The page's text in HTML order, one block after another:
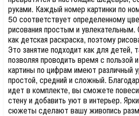
руками. Каждый номер картинки по
50 соответствует определенному
рисования простым и
как детская раскраска, поэтому
Это занятие подходит как для детей,
позволяя проводить время с
картины по цифрам имеют различный
простой, средний и сложный.
идет в комплекте, вы сможете
стену и добавить уют в интерьер.
сюжеты сделают вашу живопись